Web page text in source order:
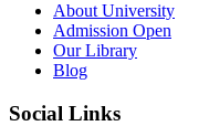
About University
Admission Open
Our Library
Blog
Social Links